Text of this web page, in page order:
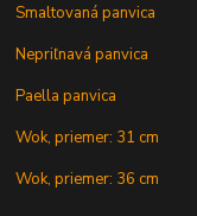
Smaltovaná panvica
Nepriľnavá panvica
Paella panvica
Wok, priemer: 31 cm
Wok, priemer: 36 cm